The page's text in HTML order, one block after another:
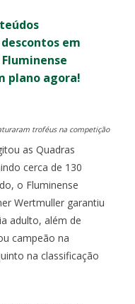
em
plano agora!
troféus na competição
as Quadras
cerca de 130
o Fluminense
Wertmuller garantiu
adulto, além de
campeão na
na classificação